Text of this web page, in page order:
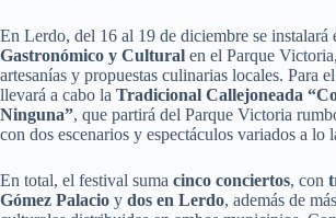
En Lerdo, del 16 al 19 de diciembre se instalará
Gastronómico y Cultural en el Parque
artesanías y propuestas culinarias locales. Para
llevará a cabo la Tradicional Callejoneada
Ninguna”, que partirá del Parque Victoria
con dos escenarios y espectáculos variados a lo
En total, el festival suma cinco conciertos, con
Gómez Palacio y dos en Lerdo, además de